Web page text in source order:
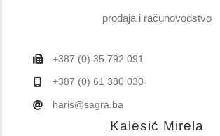
prodaja i računovodstvo
+387 (0) 35 792 091
+387 (0) 61 380 030
haris@sagra.ba
Kalesić Mirela